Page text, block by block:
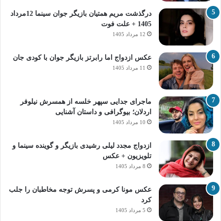
درگذشت مریم همتیان بازیگر جوان سینما 12مرداد
1405 + علت فوت
12 مرداد 1405
عکس ازدواج اما رابرتز بازیگر جوان با کودی جان
11 مرداد 1405
ماجرای جدایی سپهر خلسه از همسرش نیلوفر
اردلان؛ بیوگرافی و داستان آشنایی
10 مرداد 1405
ازدواج مجدد لیلی رشیدی بازیگر و گوینده سینما و
تلویزیون + عکس
8 مرداد 1405
عکس مونا کرمی و پسرش توجه مخاطبان را جلب
کرد
5 مرداد 1405